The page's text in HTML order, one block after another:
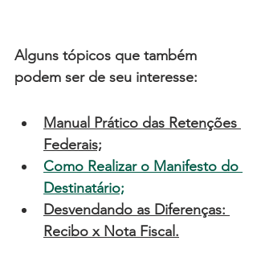
Alguns tópicos que também
podem ser de seu interesse:
Manual Prático das Retenções
Federais;
Como Realizar o Manifesto do
Destinatário;
Desvendando as Diferenças:
Recibo x Nota Fiscal .